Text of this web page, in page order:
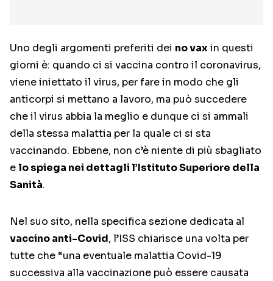
Uno degli argomenti preferiti dei no vaxin questi
giorni è: quando ci si vaccina contro il coronavirus,
viene iniettato il virus, per fare in modo che gli
anticorpi si mettano a lavoro, ma può succedere
che il virus abbia la meglio e dunque ci si ammali
della stessa malattia per la quale ci si sta
vaccinando. Ebbene, non c’è niente di più sbagliato
e lo spiega nei dettagli l’Istituto Superiore della
Sanità.
Nel suo sito, nella specifica sezione dedicata al
vaccino anti-Covid, l’ISS chiarisce una volta per
tutte che “una eventuale malattia Covid-19
successiva alla vaccinazione può essere causata